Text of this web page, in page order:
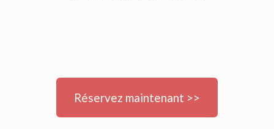
Réservez maintenant >>